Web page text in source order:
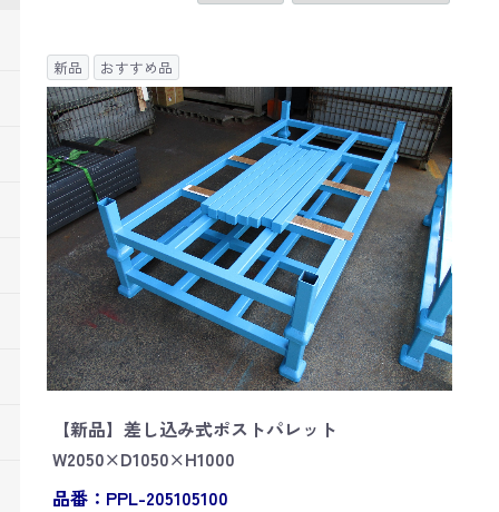
新品 おすすめ品
【新品】差し込み式ポストパレット
W2050×D1050×H1000
品番：PPL-205105100